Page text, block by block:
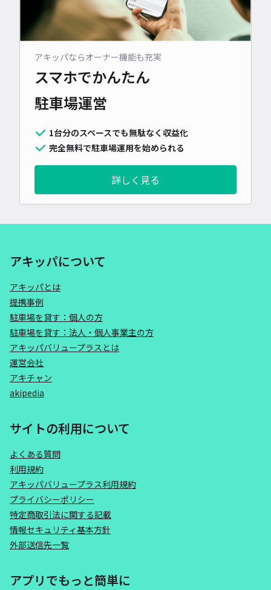
アキッパならオーナー機能も充実
スマホでかんたん
駐車場運営
1台分のスペースでも無駄なく収益化
完全無料で駐車場運用を始められる
詳しく見る
アキッパについて
アキッパとは
提携事例
駐車場を貸す：個人の方
駐車場を貸す：法人・個人事業主の方
アキッパバリュープラスとは
運営会社
アキチャン
akipedia
サイトの利用について
よくある質問
利用規約
アキッパバリュープラス利用規約
プライバシーポリシー
特定商取引法に関する記載
情報セキュリティ基本方針
外部送信先一覧
アプリでもっと簡単に